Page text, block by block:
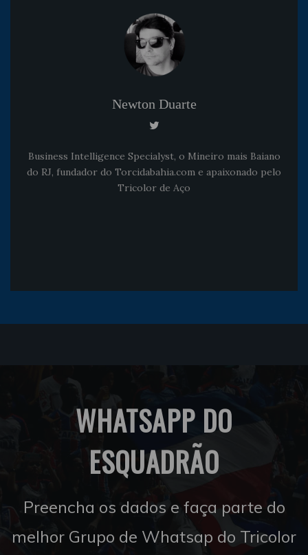
Newton Duarte
Business Intelligence Specialyst, o Mineiro mais Baiano
do RJ, fundador do Torcidabahia.com e apaixonado pelo
Tricolor de Aço
WHATSAPP DO
ESQUADRÃO
Preencha os dados e faça parte do
melhor Grupo de Whatsap do Tricolor